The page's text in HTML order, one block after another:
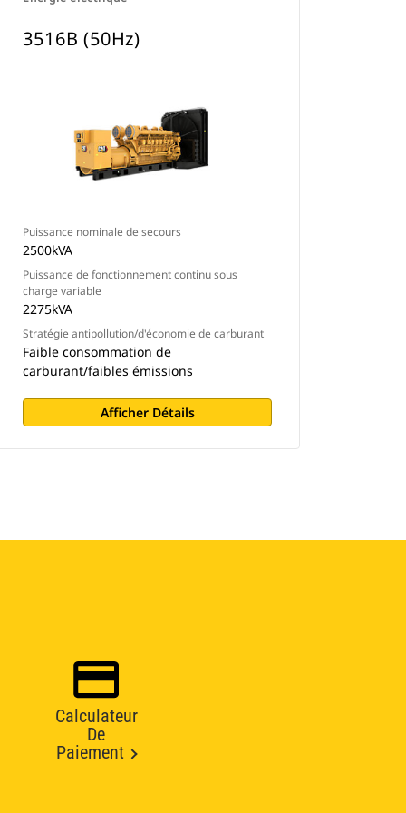
3516B (50Hz)
Puissance nominale de secours
2500kVA
Puissance de fonctionnement continu sous
charge variable
2275kVA
Stratégie antipollution/d'économie de carburant
Faible consommation de
carburant/faibles émissions
Afficher Détails
Calculateur
De
Paiement